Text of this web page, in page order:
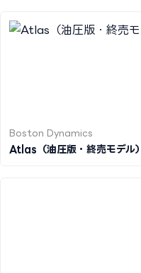
Boston Dynamics
Atlas（油圧版・終売モデル）